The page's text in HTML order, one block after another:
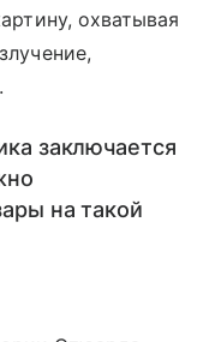
охватывая
заключается
на такой